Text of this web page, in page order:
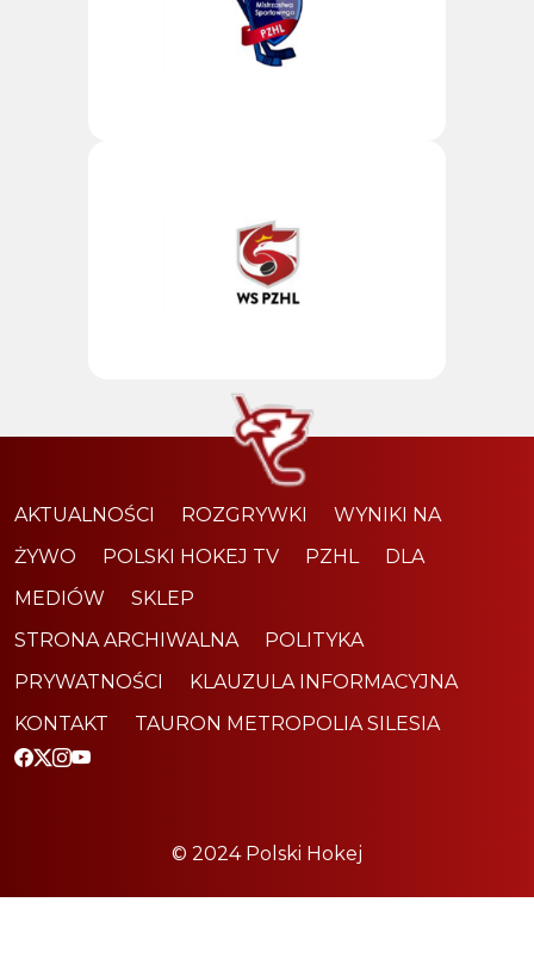
AKTUALNOŚCI ROZGRYWKI
WYNIKI NA
ŻYWO
POLSKI HOKEJ TV PZHL
DLA
MEDIÓW
SKLEP
STRONA ARCHIWALNA
POLITYKA
PRYWATNOŚCI
KLAUZULA INFORMACYJNA
KONTAKT
TAURON METROPOLIA SILESIA
© 2024 Polski Hokej